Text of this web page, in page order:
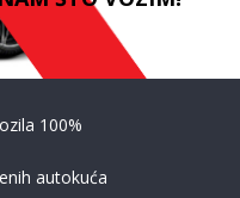
100%
autokuća